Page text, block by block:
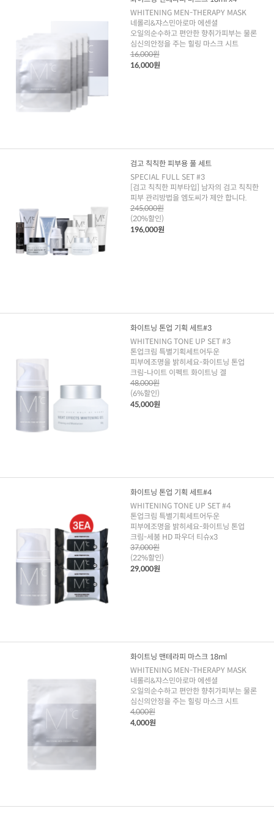
WHITENING MEN-THERAPY MASK
네롤리&쟈스민아로마 에센셜
오일의순수하고 편안한 향취가피부는 물론
심신의안정을 주는 힐링 마스크 시트
16,000원
16,000원
검고 칙칙한 피부용 풀 세트
SPECIAL FULL SET #3
[검고 칙칙한 피부타입] 남자의 검고 칙칙한
피부 관리방법을 엠도씨가 제안 합니다.
245,000원
(20%할인)
196,000원
화이트닝 톤업 기획 세트#3
WHITENING TONE UP SET #3
톤업크림 특별기획세트어두운
피부에조명을 밝히세요-화이트닝 톤업
크림-나이트 이펙트 화이트닝 겔
48,000원
(6%할인)
45,000원
화이트닝 톤업 기획 세트#4
WHITENING TONE UP SET #4
톤업크림 특별기획세트어두운
피부에조명을 밝히세요-화이트닝 톤업
크림-세붐 HD 파우더 티슈x3
37,000원
(22%할인)
29,000원
화이트닝 맨테라피 마스크 18ml
WHITENING MEN-THERAPY MASK
네롤리&쟈스민아로마 에센셜
오일의순수하고 편안한 향취가피부는 물론
심신의안정을 주는 힐링 마스크 시트
4,000원
4,000원